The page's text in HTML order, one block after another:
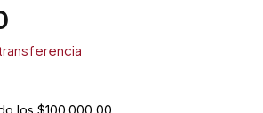
los $100.000,00